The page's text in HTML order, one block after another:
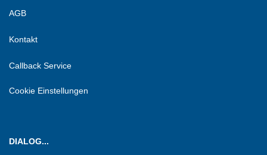
AGB
Kontakt
Callback Service
Cookie Einstellungen
DIALOG...